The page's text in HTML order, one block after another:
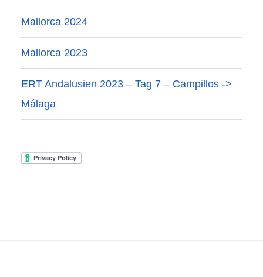
Mallorca 2024
Mallorca 2023
ERT Andalusien 2023 – Tag 7 – Campillos ->
Málaga